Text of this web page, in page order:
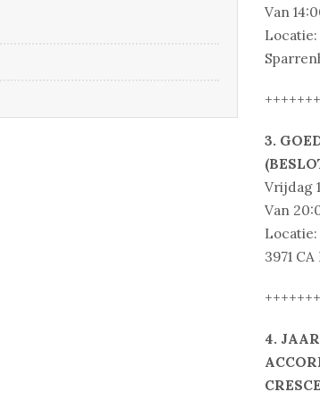
Van
3.
Vrijdag
Van
Locatie:
3971
4.